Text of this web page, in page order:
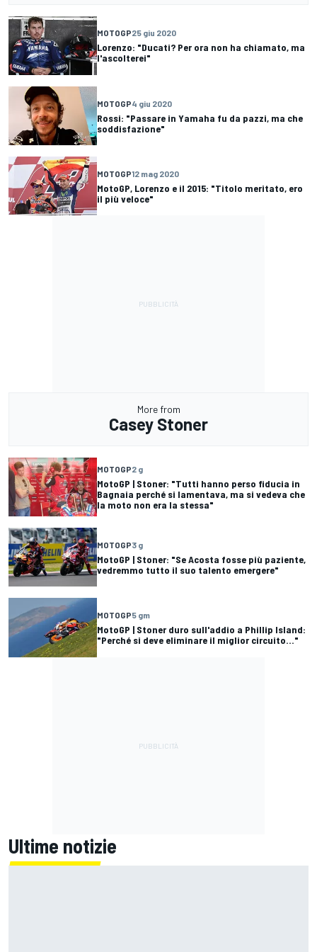
MOTOGP25 giu 2020
Lorenzo: "Ducati? Per ora non ha chiamato, ma
l'ascolterei"
MOTOGP4 giu 2020
Rossi: "Passare in Yamaha fu da pazzi, ma che
soddisfazione"
MOTOGP12 mag 2020
MotoGP, Lorenzo e il 2015: "Titolo meritato, ero
il più veloce"
More from
Casey Stoner
MOTOGP2 g
MotoGP | Stoner: "Tutti hanno perso fiducia in
Bagnaia perché si lamentava, ma si vedeva che
la moto non era la stessa"
MOTOGP3 g
MotoGP | Stoner: "Se Acosta fosse più paziente,
vedremmo tutto il suo talento emergere"
MOTOGP5 gm
MotoGP | Stoner duro sull'addio a Phillip Island:
"Perché si deve eliminare il miglior circuito..."
Ultime notizie